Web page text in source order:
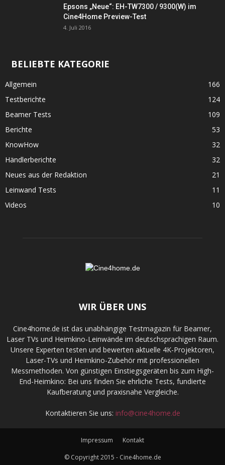
Epsons „Neue“: EH-TW7300 / 9300(W) im
Cine4Home Preview-Test
4. Juli 2016
BELIEBTE KATEGORIE
Allgemein
166
Testberichte
124
Beamer Tests
109
Berichte
53
KnowHow
32
Händlerberichte
32
Neues aus der Redaktion
21
Leinwand Tests
11
Videos
10
WIR ÜBER UNS
Cine4home.de ist das unabhängige Testmagazin für Beamer,
Laser TVs und Heimkino-Leinwände im deutschsprachigen Raum.
Unsere Experten testen und bewerten aktuelle 4K-Projektoren,
Laser-TVs und Heimkino-Zubehör mit professionellen
Messmethoden. Von günstigen Einstiegsgeräten bis zum High-
End-Heimkino: Bei uns finden Sie ehrliche Tests, fundierte
Kaufberatung und praxisnahe Vergleiche.
Kontaktieren Sie uns: info@cine4home.de
Impressum
Kontakt
© Copyright 2015 - Cine4home.de